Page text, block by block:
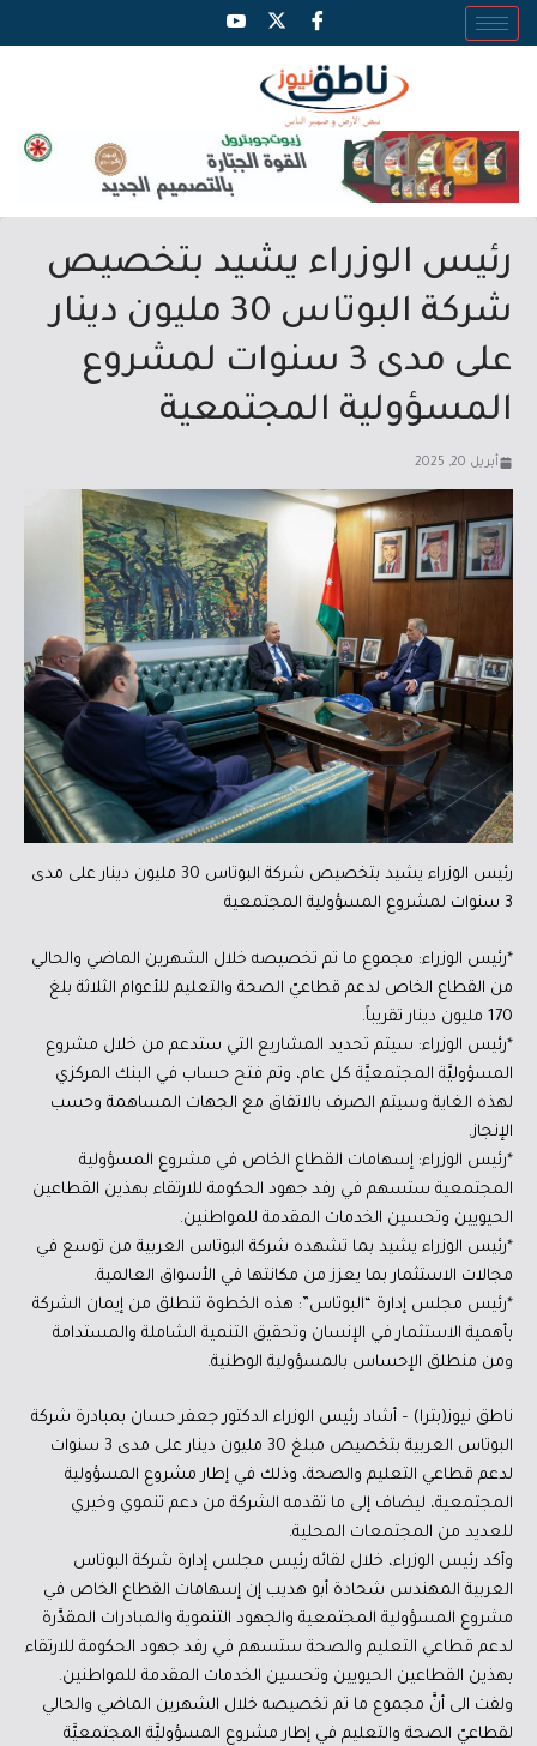
رئيس الوزراء يشيد بتخصيص
شركة البوتاس 30 مليون دينار
على مدى 3 سنوات لمشروع
المسؤولية المجتمعية
أبريل 20, 2025
رئيس الوزراء يشيد بتخصيص شركة البوتاس 30 مليون دينار على مدى
3 سنوات لمشروع المسؤولية المجتمعية
*رئيس الوزراء: مجموع ما تم تخصيصه خلال الشهرين الماضي والحالي
من القطاع الخاص لدعم قطاعيّ الصحة والتعليم للأعوام الثلاثة بلغ
170 مليون دينار تقريباً.
*رئيس الوزراء: سيتم تحديد المشاريع التي ستدعم من خلال مشروع
المسؤوليَّة المجتمعيَّة كل عام، وتم فتح حساب في البنك المركزي
لهذه الغاية وسيتم الصرف بالاتفاق مع الجهات المساهمة وحسب
الإنجاز.
*رئيس الوزراء: إسهامات القطاع الخاص في مشروع المسؤولية
المجتمعية ستسهم في رفد جهود الحكومة للارتقاء بهذين القطاعين
الحيويين وتحسين الخدمات المقدمة للمواطنين.
*رئيس الوزراء يشيد بما تشهده شركة البوتاس العربية من توسع في
مجالات الاستثمار بما يعزز من مكانتها في الأسواق العالمية.
*رئيس مجلس إدارة “البوتاس”: هذه الخطوة تنطلق من إيمان الشركة
بأهمية الاستثمار في الإنسان وتحقيق التنمية الشاملة والمستدامة
ومن منطلق الإحساس بالمسؤولية الوطنية.
ناطق نيوز(بترا) – أشاد رئيس الوزراء الدكتور جعفر حسان بمبادرة شركة
البوتاس العربية بتخصيص مبلغ 30 مليون دينار على مدى 3 سنوات
لدعم قطاعي التعليم والصحة، وذلك في إطار مشروع المسؤولية
المجتمعية، ليضاف إلى ما تقدمه الشركة من دعم تنموي وخيري
للعديد من المجتمعات المحلية.
وأكد رئيس الوزراء، خلال لقائه رئيس مجلس إدارة شركة البوتاس
العربية المهندس شحادة أبو هديب إن إسهامات القطاع الخاص في
مشروع المسؤولية المجتمعية والجهود التنموية والمبادرات المقدَّرة
لدعم قطاعي التعليم والصحة ستسهم في رفد جهود الحكومة للارتقاء
بهذين القطاعين الحيويين وتحسين الخدمات المقدمة للمواطنين.
ولفت الى أنَّ مجموع ما تم تخصيصه خلال الشهرين الماضي والحالي
لقطاعيّ الصحة والتعليم في إطار مشروع المسؤوليَّة المجتمعيَّة